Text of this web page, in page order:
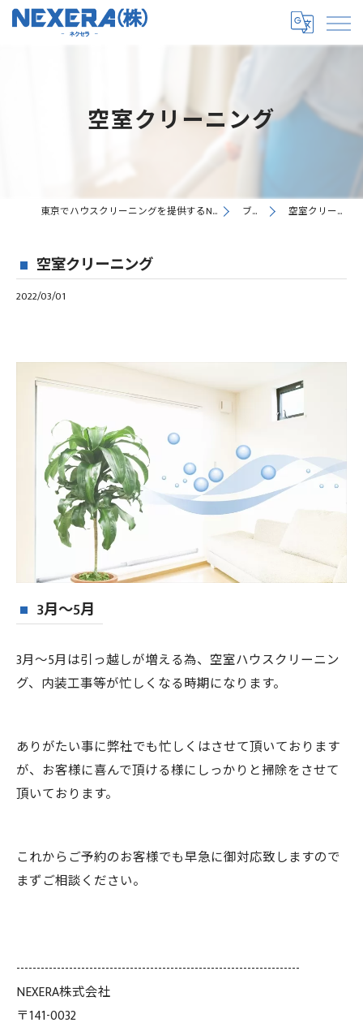
空室クリーニング
東京でハウスクリーニングを提供するNEXERA株式会社 ブログ 空室クリーニング
空室クリーニング
2022/03/01
3月〜5月
3月〜5月は引っ越しが増える為、空室ハウスクリーニン
グ、内装工事等が忙しくなる時期になります。
ありがたい事に弊社でも忙しくはさせて頂いております
が、お客様に喜んで頂ける様にしっかりと掃除をさせて
頂いております。
これからご予約のお客様でも早急に御対応致しますので
まずご相談ください。
----------------------------------------------------------------------
NEXERA株式会社
〒141-0032